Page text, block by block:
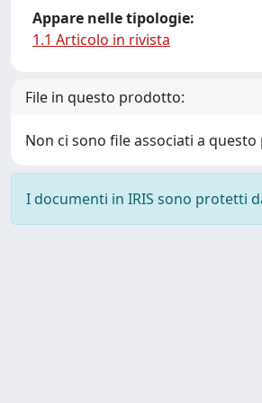
Appare nelle tipologie:
1.1 Articolo in rivista
File in questo prodotto:
Non ci sono file associati a
I documenti in IRIS sono protetti